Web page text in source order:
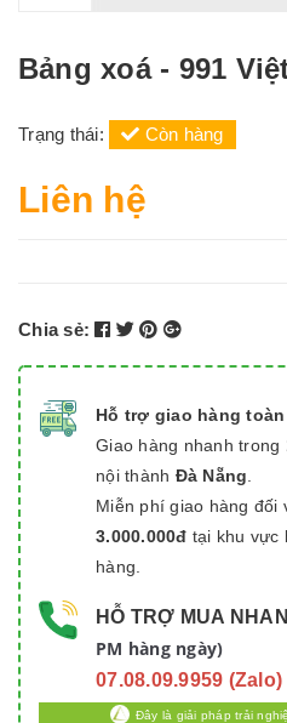
Bảng xoá - 991
Trạng thái: Còn hàng
Liên hệ
Chia sẻ:
Hỗ trợ giao hàng
Giao hàng nhanh trong
nội thành Đà Nẵng
Miễn phí giao hàng đối
3.000.000đ tại khu vực
hàng.
HỖ TRỢ MUA
PM hàng ngày)
07.08.09.9959 (Zalo)
Đây là giải pháp trải